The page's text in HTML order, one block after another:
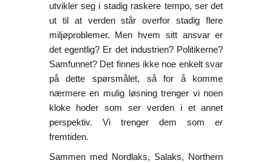
utvikler seg i stadig raskere tempo, ser det
ut til at verden står overfor stadig flere
miljøproblemer. Men hvem sitt ansvar er
det egentlig? Er det industrien? Politikerne?
Samfunnet? Det finnes ikke noe enkelt svar
på dette spørsmålet, så for å komme
nærmere en mulig løsning trenger vi noen
kloke hoder som ser verden i et annet
perspektiv. Vi trenger dem somer
fremtiden.
Sammen med Nordlaks, Salaks, Northern